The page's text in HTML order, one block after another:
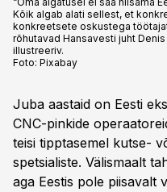
Kõik algab alati sellest, et
konkreetsete oskustega
rõhutavad Hansavesti juht
illustreeriv.
Foto: Pixabay
Juba aastaid on Eesti
CNC-pinkide
teisi tipptasemel kutse-
spetsialiste. Välismaalt
aga Eestis pole piisavalt